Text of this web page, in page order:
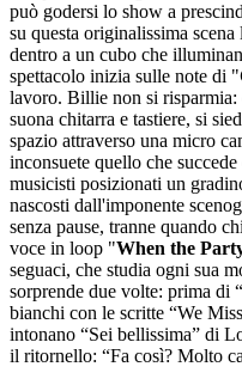
può godersi lo show a
su questa originalissima
dentro a un cubo che
spettacolo inizia sulle note di "
lavoro. Billie non si risparmia:
suona chitarra e tastiere, si
spazio attraverso una micro
inconsuete quello che
musicisti posizionati un
nascosti dall'imponente
senza pause, tranne quando
voce in loop "When the
seguaci, che studia ogni sua
sorprende due volte: prima di “
bianchi con le scritte “We
intonano “Sei bellissima” di
il ritornello: “Fa così? Molto